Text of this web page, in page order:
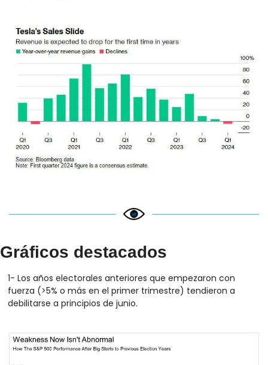
Gráficos destacados
1- Los años electorales anteriores que empezaron con
fuerza (>5% o más en el primer trimestre) tendieron a
debilitarse a principios de junio.